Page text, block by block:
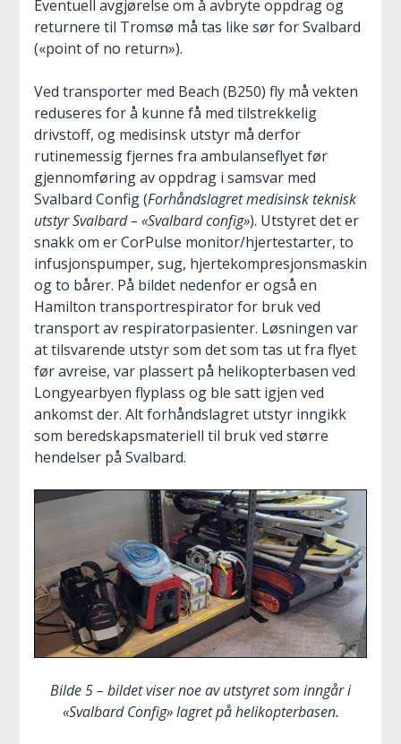
Eventuell avgjørelse om å avbryte oppdrag og
returnere til Tromsø må tas like sør for Svalbard
(«point of no return»).
Ved transporter med Beach (B250) fly må vekten
reduseres for å kunne få med tilstrekkelig
drivstoff, og medisinsk utstyr må derfor
rutinemessig fjernes fra ambulanseflyet før
gjennomføring av oppdrag i samsvar med
Svalbard Config (Forhåndslagret medisinsk teknisk
utstyr Svalbard – «Svalbard config»). Utstyret det er
snakk om er CorPulse monitor/hjertestarter, to
infusjonspumper, sug, hjertekompresjonsmaskin
og to bårer. På bildet nedenfor er også en
Hamilton transportrespirator for bruk ved
transport av respiratorpasienter. Løsningen var
at tilsvarende utstyr som det som tas ut fra flyet
før avreise, var plassert på helikopterbasen ved
Longyearbyen flyplass og ble satt igjen ved
ankomst der. Alt forhåndslagret utstyr inngikk
som beredskapsmateriell til bruk ved større
hendelser på Svalbard.
Bilde 5 – bildet viser noe av utstyret som inngår i
«Svalbard Config» lagret på helikopterbasen.